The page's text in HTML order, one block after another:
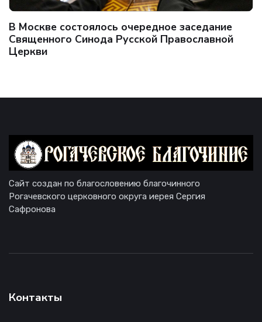
В Москве состоялось очередное заседание
Священного Синода Русской Православной
Церкви
Сайт создан по благословению благочинного
Рогачевского церковного округа иерея Сергия
Сафронова
Контакты